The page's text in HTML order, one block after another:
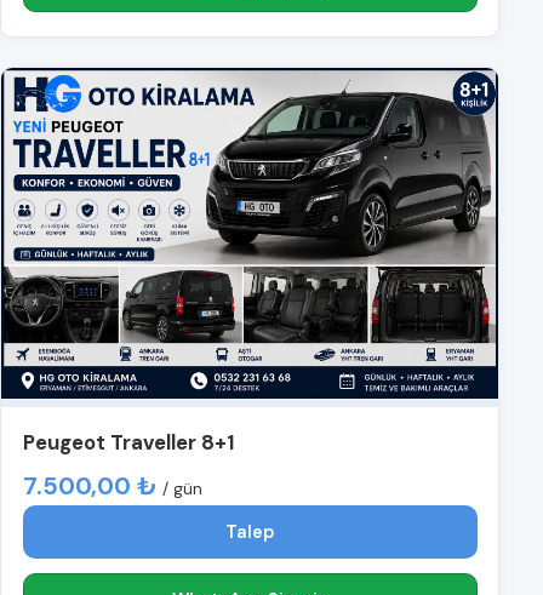
Peugeot Traveller 8+1
7.500,00 ₺ / gün
Talep